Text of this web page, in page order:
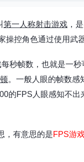
第一人称射击游戏 ，
操控角色通过使用武
秒帧数，也就是一
。一般人眼的帧数感
的FPS人眼感知不出
，有意思的是FPS游